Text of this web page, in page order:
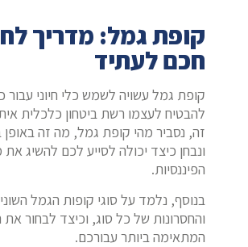
קופת גמל: מדריך
חכם לעתיד
קופת גמל עשויה לשמש כלי חיוני עבור
להבטיח לעצמו רשת ביטחון כלכלית
זה, נסביר מהי קופת גמל, מה זה באופן
ונבחן כיצד יכולה לסייע לכם להשיג
הפיננסיות.
בנוסף, נלמד על סוגי קופות הגמל
והחסרונות של כל סוג, וכיצד לבחור
המתאימה ביותר עבורכם.